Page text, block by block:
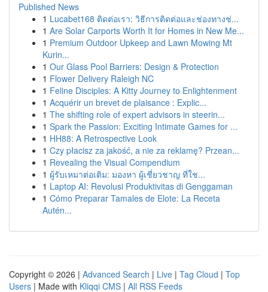
Published News
1 Lucabet168 ติดต่อเรา: วิธีการติดต่อและช่องทางช่...
1 Are Solar Carports Worth It for Homes in New Me...
1 Premium Outdoor Upkeep and Lawn Mowing Mt
Kurin...
1 Our Glass Pool Barriers: Design & Protection
1 Flower Delivery Raleigh NC
1 Feline Disciples: A Kitty Journey to Enlightenment
1 Acquérir un brevet de plaisance : Explic...
1 The shifting role of expert advisors in steerin...
1 Spark the Passion: Exciting Intimate Games for ...
1 HH88: A Retrospective Look
1 Czy płacisz za jakość, a nie za reklamę? Przean...
1 Revealing the Visual Compendium
1 ผู้รับเหมาต่อเติม: มองหา ผู้เชี่ยวชาญ ที่ใช...
1 Laptop AI: Revolusi Produktivitas di Genggaman
1 Cómo Preparar Tamales de Elote: La Receta
Autén...
Copyright © 2026 | Advanced Search | Live | Tag Cloud | Top
Users | Made with Kliqqi CMS | All RSS Feeds